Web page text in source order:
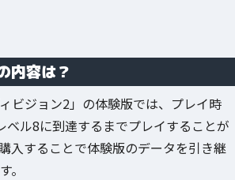
内容は？
ビジョン2」の体験版では、プレイ時
ベル8に到達するまでプレイすることが
入することで体験版のデータを引き継
。